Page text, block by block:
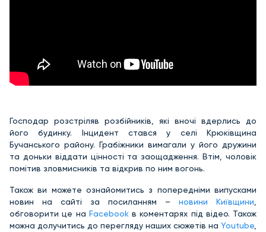
Господар розстріляв розбійників, які вночі вдерлись до
його будинку. Інцидент стався у селі Крюківщина
Бучанського району. Грабіжники вимагали у його дружини
та доньки віддати цінності та заощадження. Втім, чоловік
помітив зловмисників та відкрив по ним вогонь.
Також ви можете ознайомитись з попередніми випусками
новин на сайті за посиланням – новини Київщини
обговорити це на Facebookв коментарях під відео. Також
можна долучитись до перегляду наших сюжетів на Youtube